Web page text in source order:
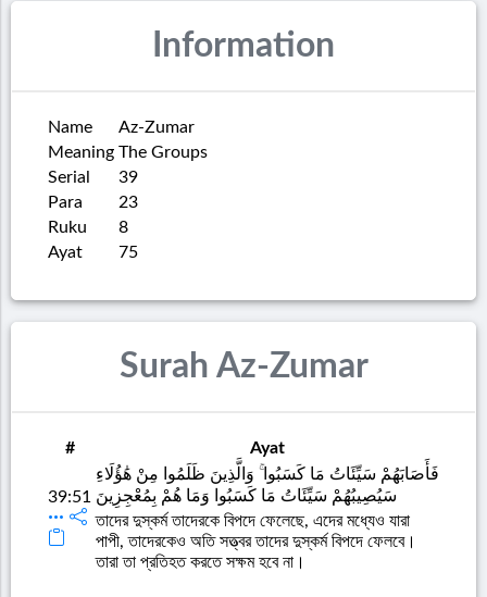
Information
Name
Az-Zumar
Meaning The Groups
Serial
39
Para
23
Ruku
8
Ayat
75
Surah Az-Zumar
# Ayat
39:51
فَأَصَابَهُمْ سَيِّئَاتُ مَا كَسَبُوا ۚ وَالَّذِينَ ظَلَمُوا مِنْ هَٰؤُلَاءِ
سَيُصِيبُهُمْ سَيِّئَاتُ مَا كَسَبُوا وَمَا هُمْ بِمُعْجِزِينَ
তাদের দুস্কর্ম তাদেরকে বিপদে ফেলেছে, এদের মধ্যেও যারা
পাপী, তাদেরকেও অতি সত্ত্বর তাদের দুস্কর্ম বিপদে ফেলবে।
তারা তা প্রতিহত করতে সক্ষম হবে না।